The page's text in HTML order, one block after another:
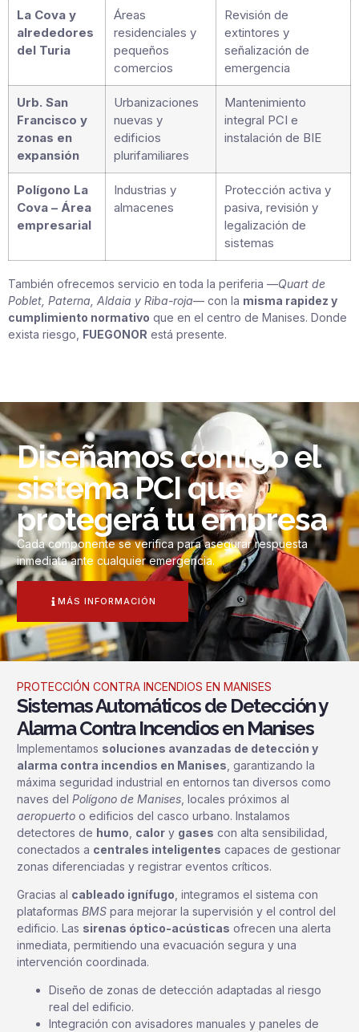
La Cova y
alrededores
del Turia
Áreas
residenciales y
pequeños
comercios
Revisión de
extintores y
señalización de
emergencia
Urb. San
Francisco y
zonas en
expansión
Urbanizaciones
nuevas y
edificios
plurifamiliares
Mantenimiento
integral PCI e
instalación de BIE
Polígono La
Cova – Área
empresarial
Industrias y
almacenes
Protección activa y
pasiva, revisión y
legalización de
sistemas
También ofrecemos servicio en toda la periferia —Quart de
Poblet, Paterna, Aldaia y Riba-roja— con la misma rapidez y
cumplimiento normativo que en el centro de Manises. Donde
exista riesgo, FUEGONOR está presente.
Diseñamos contigo el
sistema PCI que
protegerá tu empresa
Cada componente se verifica para asegurar respuesta
inmediata ante cualquier emergencia.
MÁS INFORMACIÓN
PROTECCIÓN CONTRA INCENDIOS EN MANISES
Sistemas Automáticos de Detección y
Alarma Contra Incendios en Manises
Implementamos soluciones avanzadas de detección y
alarma contra incendios en Manises , garantizando la
máxima seguridad industrial en entornos tan diversos como
naves del Polígono de Manises , locales próximos al
aeropuerto o edificios del casco urbano. Instalamos
detectores de humo calor y gases con alta sensibilidad,
conectados a centrales inteligentes capaces de gestionar
zonas diferenciadas y registrar eventos críticos.
Gracias al cableado ignífugo , integramos el sistema con
plataformas BMS para mejorar la supervisión y el control del
edificio. Las sirenas óptico-acústicas ofrecen una alerta
inmediata, permitiendo una evacuación segura y una
intervención coordinada.
Diseño de zonas de detección adaptadas al riesgo
real del edificio.
Integración con avisadores manuales y paneles de